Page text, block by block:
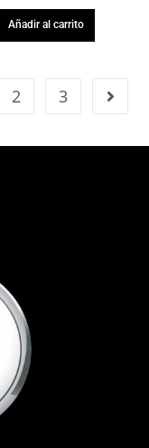
Añadir al carrito
2 3